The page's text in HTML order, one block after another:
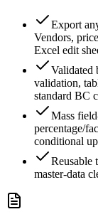
Export
Vendors,
Excel edit
Validated
validation,
standard BC
Mass
percentage/
conditional
Reusable
master-data